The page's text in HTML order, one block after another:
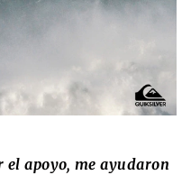
el apoyo, me ayudaron